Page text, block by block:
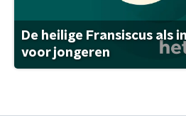
De heilige Fransiscus als
voor jongeren